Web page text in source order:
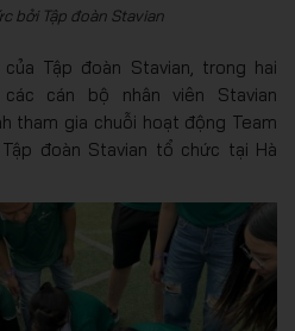
bởi Tập đoàn Stavian
Tập đoàn Stavian, trong hai
cán bộ nhân viên Stavian
tham gia chuỗi hoạt động Team
đoàn Stavian tổ chức tại Hà